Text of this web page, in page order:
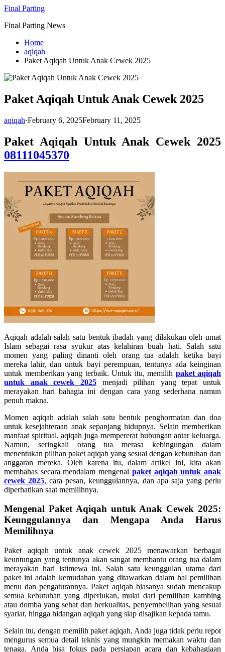
Skip
content
Final Parting
Final Parting News
Home
aqiqah
Paket Aqiqah Untuk Anak Cewek 2025
Paket Aqiqah Untuk Anak Cewek 2025
aqiqah·February 6, 2025February 11, 2025
Paket Aqiqah Untuk Anak Cewek 2025
08111045370
Aqiqah adalah salah satu bentuk ibadah yang dilakukan oleh umat
Islam sebagai rasa syukur atas kelahiran buah hati. Salah satu
momen yang paling dinanti oleh orang tua adalah ketika bayi
mereka lahir, dan untuk bayi perempuan, tentunya ada keinginan
untuk memberikan yang terbaik. Untuk itu, memilih paket aqiqah
untuk anak cewek 2025menjadi pilihan yang tepat untuk
merayakan hari bahagia ini dengan cara yang sederhana namun
penuh makna.
Momen aqiqah adalah salah satu bentuk penghormatan dan doa
untuk kesejahteraan anak sepanjang hidupnya. Selain memberikan
manfaat spiritual, aqiqah juga mempererat hubungan antar keluarga.
Namun, seringkali orang tua merasa kebingungan dalam
menentukan pilihan paket aqiqah yang sesuai dengan kebutuhan dan
anggaran mereka. Oleh karena itu, dalam artikel ini, kita akan
membahas secara mendalam mengenai paket aqiqah untuk anak
cewek 2025, cara pesan, keunggulannya, dan apa saja yang perlu
diperhatikan saat memilihnya.
Mengenal Paket Aqiqah untuk Anak Cewek 2025:
Keunggulannya dan Mengapa Anda Harus
Memilihnya
Paket aqiqah untuk anak cewek 2025 menawarkan berbagai
keuntungan yang tentunya akan sangat membantu orang tua dalam
merayakan hari istimewa ini. Salah satu keunggulan utama dari
paket ini adalah kemudahan yang ditawarkan dalam hal pemilihan
menu dan pengaturannya. Paket aqiqah biasanya sudah mencakup
semua kebutuhan yang diperlukan, mulai dari pemilihan kambing
atau domba yang sehat dan berkualitas, penyembelihan yang sesuai
syariat, hingga hidangan aqiqah yang siap disajikan kepada tamu.
Selain itu, dengan memilih paket aqiqah, Anda juga tidak perlu repot
mengurus semua detail teknis yang mungkin memakan waktu dan
tenaga. Anda bisa fokus pada persiapan acara dan kebahagiaan